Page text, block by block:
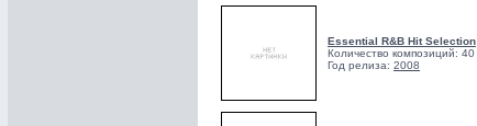
Essential R&B Hit Selection
Количество композиций: 40
Год релиза: 2008